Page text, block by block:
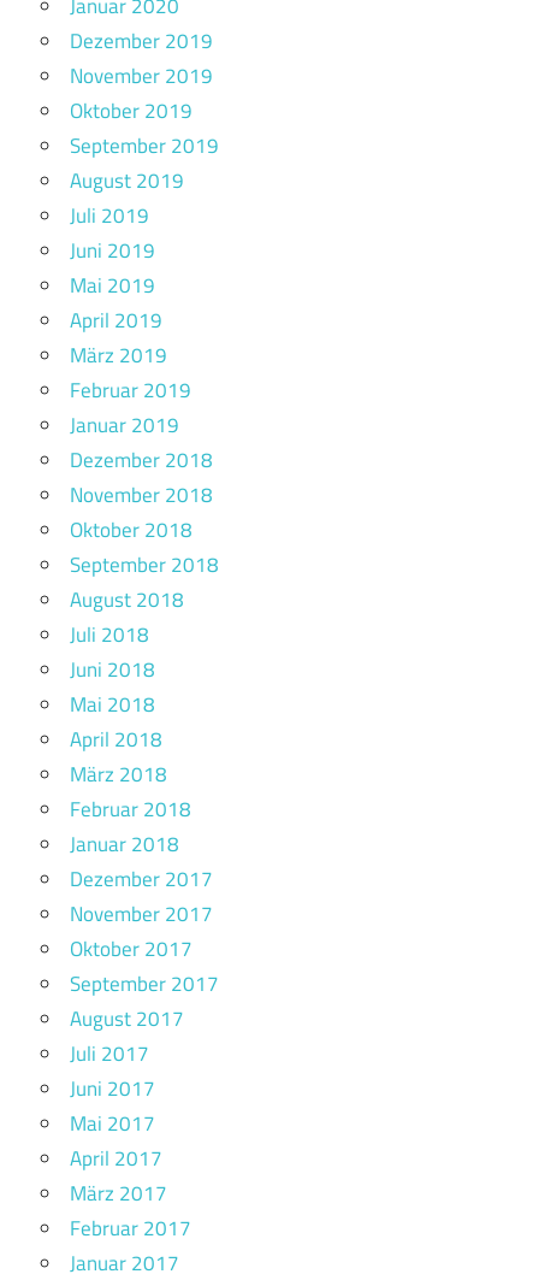
Dezember 2019
November 2019
Oktober 2019
September 2019
August 2019
Juli 2019
Juni 2019
Mai 2019
April 2019
März 2019
Februar 2019
Januar 2019
Dezember 2018
November 2018
Oktober 2018
September 2018
August 2018
Juli 2018
Juni 2018
Mai 2018
April 2018
März 2018
Februar 2018
Januar 2018
Dezember 2017
November 2017
Oktober 2017
September 2017
August 2017
Juli 2017
Juni 2017
Mai 2017
April 2017
März 2017
Februar 2017
Januar 2017